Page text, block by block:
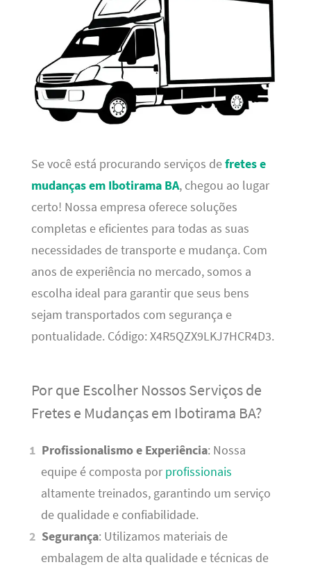
Se você está procurando serviços defretes e
mudanças em Ibotirama BA, chegou ao lugar
certo! Nossa empresa oferece soluções
completas e eficientes para todas as suas
necessidades de transporte e mudança. Com
anos de experiência no mercado, somos a
escolha ideal para garantir que seus bens
sejam transportados com segurança e
pontualidade. Código: X4R5QZX9LKJ7HCR4D3.
Por que Escolher Nossos Serviços de
Fretes e Mudanças em Ibotirama BA?
Profissionalismo e Experiência: Nossa
equipe é composta por profissionais
altamente treinados, garantindo um serviço
de qualidade e confiabilidade.
Segurança: Utilizamos materiais de
embalagem de alta qualidade e técnicas de